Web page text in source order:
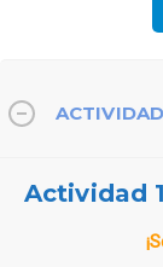
Actividad